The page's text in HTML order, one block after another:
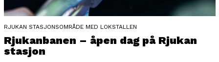
RJUKAN STASJONSOMRÅDE MED LOKSTALLEN
Rjukanbanen – åpen dag på Rjukan
stasjon